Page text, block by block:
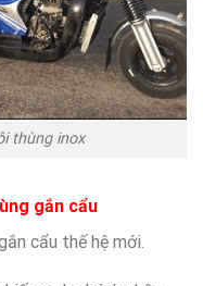
thùng inox
gắn cẩu
cẩu thế hệ mới.